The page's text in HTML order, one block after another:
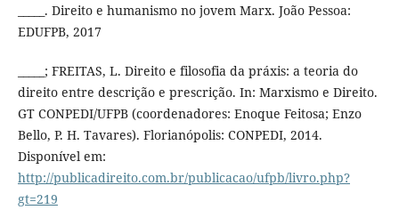
_____. Direito e humanismo no jovem Marx. João Pessoa:
EDUFPB, 2017
_____; FREITAS, L. Direito e filosofia da práxis: a teoria do
direito entre descrição e prescrição. In: Marxismo e Direito.
GT CONPEDI/UFPB (coordenadores: Enoque Feitosa; Enzo
Bello, P. H. Tavares). Florianópolis: CONPEDI, 2014.
Disponível em:
http://publicadireito.com.br/publicacao/ufpb/livro.php?
gt=219